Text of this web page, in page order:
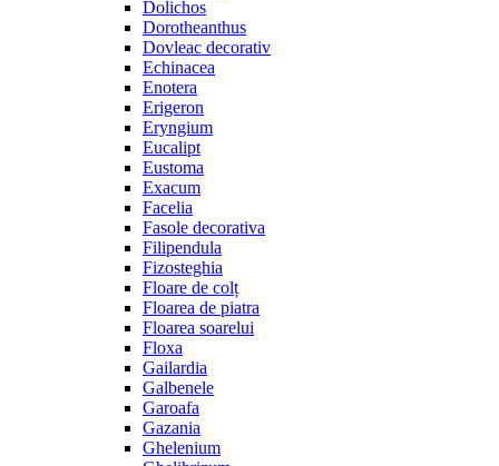
Dolichos
Dorotheanthus
Dovleac decorativ
Echinacea
Enotera
Erigeron
Eryngium
Eucalipt
Eustoma
Exacum
Facelia
Fasole decorativa
Filipendula
Fizosteghia
Floare de colț
Floarea de piatra
Floarea soarelui
Floxa
Gailardia
Galbenele
Garoafa
Gazania
Ghelenium